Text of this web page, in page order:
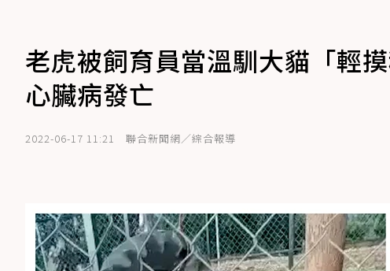
老虎被飼育員當溫馴大貓「輕
心臟病發亡
2022-06-17 11:21 聯合新聞網／綜合報導